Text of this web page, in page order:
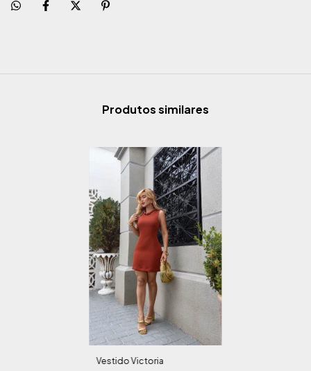
Produtos similares
Vestido Victoria